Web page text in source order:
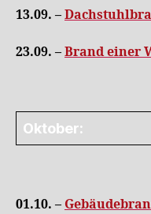
13.09. –
23.09. – Brand einer
Oktober:
01.10. –